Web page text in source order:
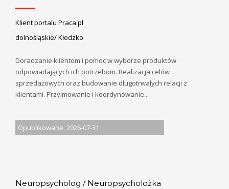
Klient portalu Praca.pl
dolnośląskie/ Kłodzko
Doradzanie klientom i pomoc w wyborze produktów
odpowiadających ich potrzebom. Realizacja celów
sprzedażowych oraz budowanie długotrwałych relacji z
klientami. Przyjmowanie i koordynowanie...
Opublikowane: 2026-07-31
Neuropsycholog / Neuropsycholożka